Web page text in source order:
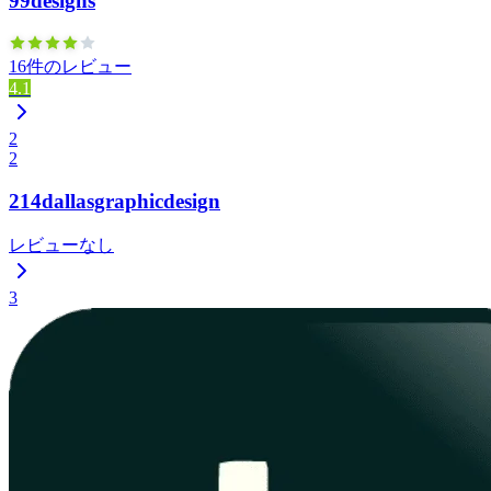
16件のレビュー
4.1
2
2
214dallasgraphicdesign
レビューなし
3